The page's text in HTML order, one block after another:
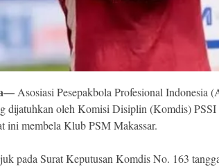
Asosiasi Pesepakbola Profesional Indonesia
dijatuhkan oleh Komisi Disiplin (Komdis) PSSI
ini membela Klub PSM Makassar.
pada Surat Keputusan Komdis No. 163